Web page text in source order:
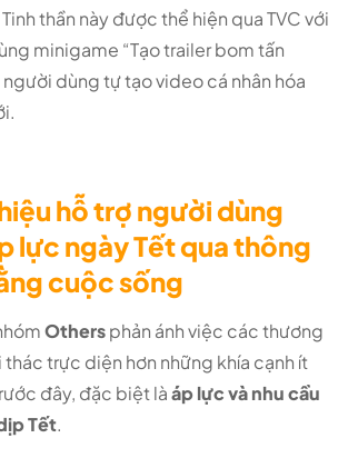
thần này được thể hiện qua TVC với
minigame “Tạo trailer bom tấn
dùng tự tạo video cá nhân hóa
hỗ trợ người dùng
lực ngày Tết qua thông
cuộc sống
Othersphản ánh việc các thương
trực diện hơn những khía cạnh ít
đây, đặc biệt làáp lực và nhu cầu
Tết.